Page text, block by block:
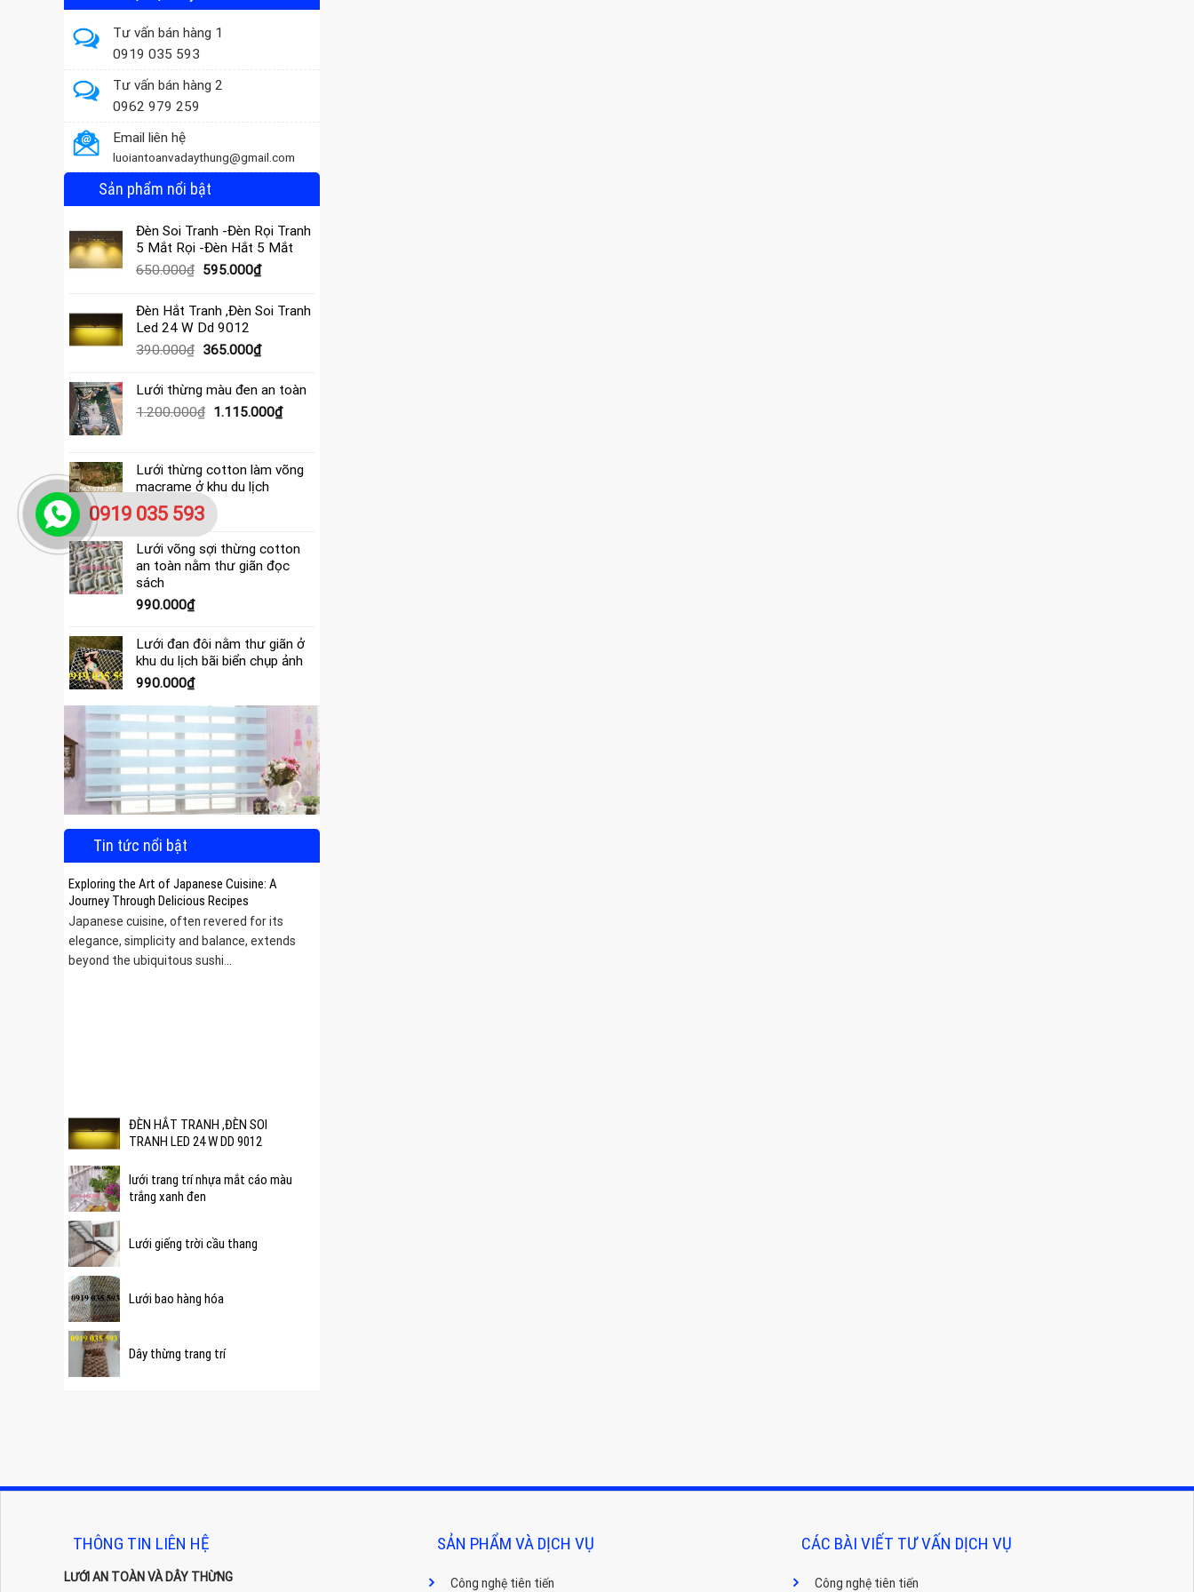
Tư vấn bán hàng 1
0919 035 593
Tư vấn bán hàng 2
0962 979 259
Email liên hệ
luoiantoanvadaythung@gmail.com
Sản phẩm nổi bật
Đèn Soi Tranh -Đèn Rọi Tranh
5 Mắt Rọi -Đèn Hắt 5 Mắt
650.000₫ Giá
là:
650.000₫.
595.000₫Giá
tại
595.000₫.
Đèn Hắt Tranh ,Đèn Soi Tranh
Led 24 W Dd 9012
390.000₫ Giá
là:
390.000₫.
365.000₫Giá
tại
là:
365.000₫.
Lưới thừng màu đen an toàn
1.200.000₫ Giá
1.200.000₫.
1.115.000₫Giá
là:
Lưới thừng cotton làm võng
macrame ở khu du lịch
4.000.000₫
Lưới võng sợi thừng cotton
an toàn nằm thư giãn đọc
sách
990.000₫
Lưới đan đôi nằm thư giãn ở
khu du lịch bãi biển chụp ảnh
990.000₫
Tin tức nổi bật
Exploring the Art of Japanese Cuisine: A
Journey Through Delicious Recipes
Japanese cuisine, often revered for its
elegance, simplicity and balance, extends
beyond the ubiquitous sushi...
ĐÈN HẮT TRANH ,ĐÈN SOI
TRANH LED 24 W DD 9012
lưới trang trí nhựa mắt cáo màu
trắng xanh đen
Lưới giếng trời cầu thang
Lưới bao hàng hóa
Dây thừng trang trí
THÔNG TIN LIÊN HỆ
LƯỚI AN TOÀN VÀ DÂY THỪNG
SẢN PHẨM VÀ DỊCH VỤ
Công nghệ tiên tiến
CÁC BÀI VIẾT TƯ VẤN DỊCH VỤ
Công nghệ tiên tiến
0919 035 593